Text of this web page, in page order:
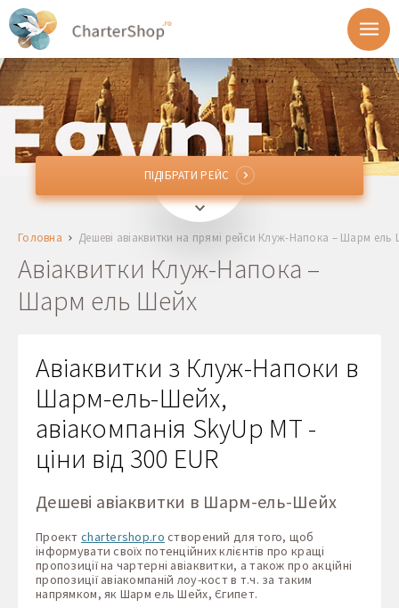
CLJКлуж-Напока, Румунія
SSHШарм ель Шейх, Єгипет
Відправлення
1 + 0 + 0
ПІДІБРАТИ РЕЙС
ПІДІБРАТИ РЕЙС
Головна Дешеві авіаквитки на прямі рейси Клуж-Напока – Шарм ель
Авіаквитки Клуж-Напока –
Шарм ель Шейх
Авіаквитки з Клуж-Напоки в
Шарм-ель-Шейх,
авіакомпанія SkyUp MT -
ціни від 300 EUR
Дешеві авіаквитки в Шарм-ель-Шейх
Проект chartershop.ro створений для того, щоб
інформувати своїх потенційних клієнтів про кращі
пропозиції на чартерні авіаквитки, а також про акційні
пропозиції авіакомпаній лоу-кост в т.ч. за таким
напрямком, як Шарм ель Шейх, Єгипет.